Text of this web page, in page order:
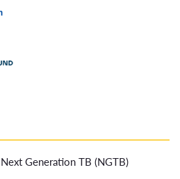
Next Generation TB (NGTB)